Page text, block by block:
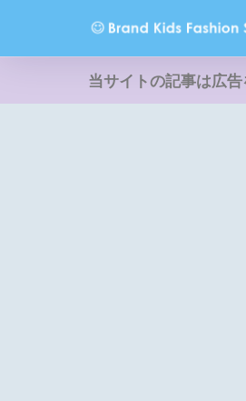
当サイトの記事は広